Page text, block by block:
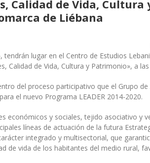
Calidad de Vida,
de Liébana
lugar en el Centro de Estudios
Calidad de Vida, Cultura y Patrimonio», a
del proceso participativo que el Grupo
el nuevo Programa LEADER 2014-2020.
económicos y sociales, tejido asociativo y
líneas de actuación de la futura
integrado y multisectorial, que
de vida de los habitantes del medio rural,